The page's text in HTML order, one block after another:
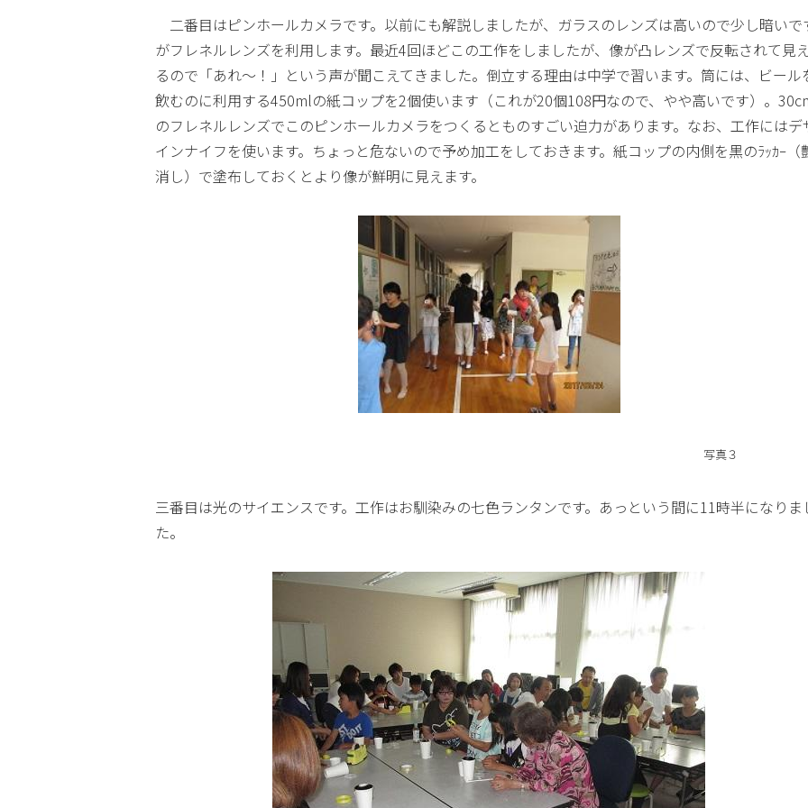
二番目はピンホールカメラです。以前にも解説しましたが、ガラスのレンズは高いので少し暗いで
がフレネルレンズを利用します。最近4回ほどこの工作をしましたが、像が凸レンズで反転されて見
るので「あれ～！」という声が聞こえてきました。倒立する理由は中学で習います。筒には、ビール
飲むのに利用する450mlの紙コップを2個使います（これが20個108円なので、やや高いです）。
のフレネルレンズでこのピンホールカメラをつくるとものすごい迫力があります。なお、工作にはデ
インナイフを使います。ちょっと危ないので予め加工をしておきます。紙コップの内側を黒のﾗｯｶｰ（
消し）で塗布しておくとより像が鮮明に見えます。
写真３
三番目は光のサイエンスです。工作はお馴染みの七色ランタンです。あっという間に11時半になりま
た。